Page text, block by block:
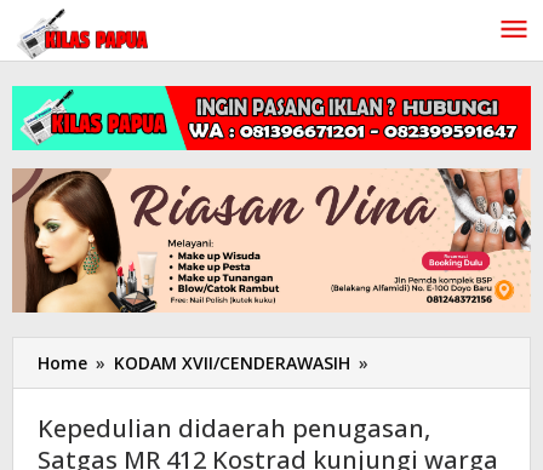
Lewati
konten
Home » KODAM XVII/CENDERAWASIH »
didaerah
Satgas
MR
Kepedulian didaerah penugasan,
Satgas MR 412 Kostrad kunjungi warga